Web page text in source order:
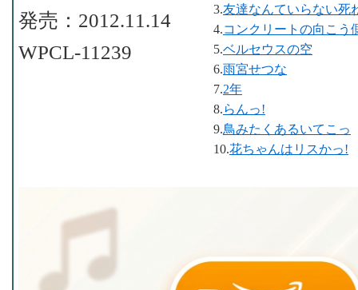
3.友達なんていらない死
4.コンクリートの向こう
5.ベルセウスの空
6.雨宮せつな
7.2年
8.らんっ!
9.鳥みたくあるいてこっ
10.花ちゃんはリスかっ!
発売：2012.11.14
WPCL-11239